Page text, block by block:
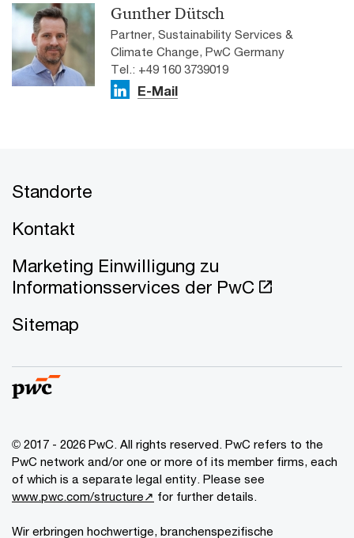
Gunther Dütsch
Partner, Sustainability Services &
Climate Change, PwC Germany
Tel.: +49 160 3739019
E-Mail
Standorte
Kontakt
Marketing Einwilligung zu
Informationsservices der PwC
Sitemap
© 2017 - 2026 PwC. All rights reserved. PwC refers to the
PwC network and/or one or more of its member firms, each
of which is a separate legal entity. Please see
www.pwc.com/structure↗ for further details.
Wir erbringen hochwertige, branchenspezifische